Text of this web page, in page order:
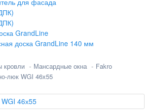
GrandLine
доска GrandLine 140 мм
кровли Мансардные окна
Fakro
люк WGI 46х55